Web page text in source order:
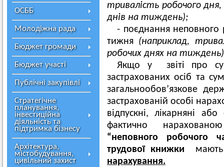
ОСББ
Молодіжна рада
Бюджет громади
Бюджет участі
Публічні закупівлі
Стратегічне
планування,
інвестиційна
діяльність та
підтримка бізнесу
Архітектура,
містобудування,
цивільний захист
тривалість робочого
днів на тиждень);
- поєднання неповного
тижня (наприклад,
робочих днях на
Якщо у звіті про
застрахованих осіб та
загальнообов’язкове
застрахованій особі
відпускні, лікарняні
фактично
“неповного робочого
трудової книжки мають
нарахування.